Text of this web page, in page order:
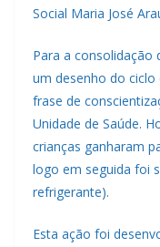
Social Maria José
Para a consolidação
um desenho do
frase de
Unidade de Saúde.
crianças ganharam
logo em seguida foi
refrigerante).
Esta ação foi